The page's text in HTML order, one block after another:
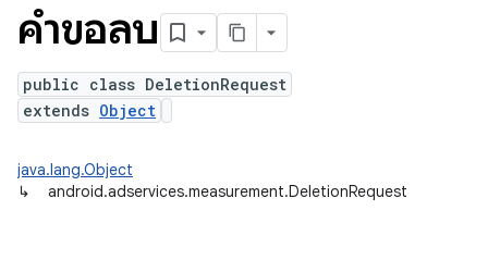
คำขอลบ
public class DeletionRequest
extends Object
java.lang.Object
↳
android.adservices.measurement.DeletionRequest